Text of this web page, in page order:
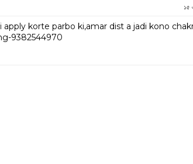
১৫
apply korte parbo ki,amar dist a jadi kono
9382544970